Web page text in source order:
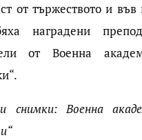
от тържеството и във
наградени
от Военна
снимки: Военна